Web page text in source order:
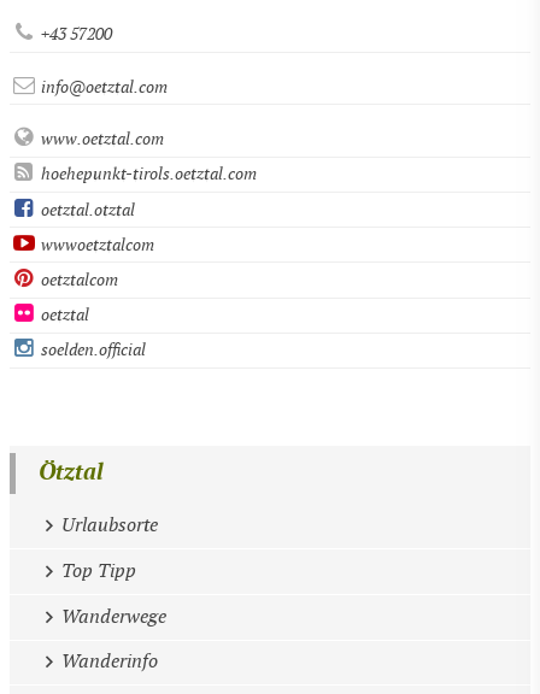
+43 57200
info@oetztal.com
www.oetztal.com
hoehepunkt-tirols.oetztal.com
oetztal.otztal
wwwoetztalcom
oetztalcom
oetztal
soelden.official
Ötztal
Urlaubsorte
Top Tipp
Wanderwege
Wanderinfo